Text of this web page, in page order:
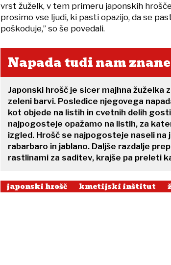
vrst žuželk, v tem primeru japonskih
prosimo vse ljudi, ki pasti opazijo, da se
poškoduje,” so še povedali.
Napada tudi nam
Japonski hrošč je sicer majhna žuželka
zeleni barvi. Posledice njegovega
kot objede na listih in cvetnih delih
najpogosteje opažamo na listih, za
izgled. Hrošč se najpogosteje naseli na
rabarbaro in jablano. Daljše razdalje
rastlinami za saditev, krajše pa preleti
japonski hrošč kmetijski inštitut